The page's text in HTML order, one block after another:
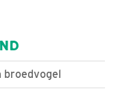
broedvogel